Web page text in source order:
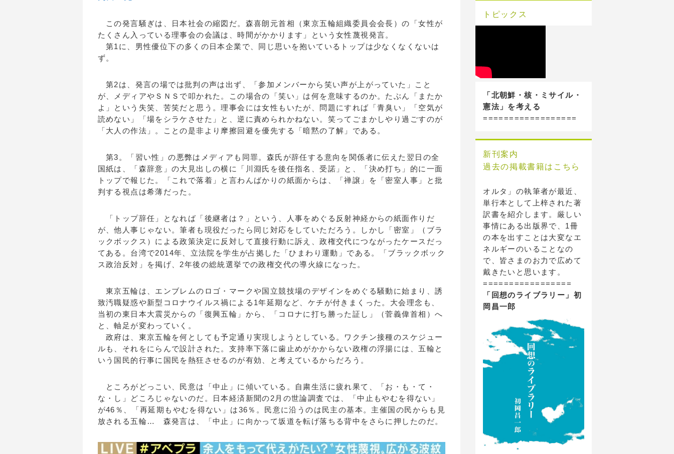
この発言騒ぎは、日本社会の縮図だ。森喜朗元首相（東京五輪組織委員会会長）の「女性が
たくさん入っている理事会の会議は、時間がかかります」という女性蔑視発言。
第1に、男性優位下の多くの日本企業で、同じ思いを抱いているトップは少なくなくないは
ず。
第2は、発言の場では批判の声は出ず、「参加メンバーから笑い声が上がっていた」こと
が、メディアやＳＮＳで叩かれた。この場合の「笑い」は何を意味するのか。たぶん「またか
よ」という失笑、苦笑だと思う。理事会には女性もいたが、問題にすれば「青臭い」「空気が
読めない」「場をシラケさせた」と、逆に責められかねない。笑ってごまかしやり過ごすのが
「大人の作法」。ことの是非より摩擦回避を優先する「暗黙の了解」である。
第3。「習い性」の悪弊はメディアも同罪。森氏が辞任する意向を関係者に伝えた翌日の全
国紙は、「森辞意」の大見出しの横に「川淵氏を後任指名、受諾」と、「決め打ち」的に一面
トップで報じた。「これで落着」と言わんばかりの紙面からは、「禅譲」を「密室人事」と批
判する視点は希薄だった。
「トップ辞任」となれば「後継者は？」という、人事をめぐる反射神経からの紙面作りだ
が、他人事じゃない。筆者も現役だったら同じ対応をしていただろう。しかし「密室」（ブラ
ックボックス）による政策決定に反対して直接行動に訴え、政権交代につながったケースだっ
てある。台湾で2014年、立法院を学生が占拠した「ひまわり運動」である。「ブラックボック
ス政治反対」を掲げ、2年後の総統選挙での政権交代の導火線になった。
東京五輪は、エンブレムのロゴ・マークや国立競技場のデザインをめぐる騒動に始まり、誘
致汚職疑惑や新型コロナウイルス禍による1年延期など、ケチが付きまくった。大会理念も、
当初の東日本大震災からの「復興五輪」から、「コロナに打ち勝った証し」（菅義偉首相）へ
と、軸足が変わっていく。
政府は、東京五輪を何としても予定通り実現しようとしている。ワクチン接種のスケジュー
ルも、それをにらんで設計された。支持率下落に歯止めがかからない政権の浮揚には、五輪と
いう国民的行事に国民を熱狂させるのが有効、と考えているからだろう。
ところがどっこい、民意は「中止」に傾いている。自粛生活に疲れ果て、「お・も・て・
な・し」どころじゃないのだ。日本経済新聞の2月の世論調査では、「中止もやむを得ない」
が46％、「再延期もやむを得ない」は36％。民意に沿うのは民主の基本。主催国の民からも見
放される五輪… 森発言は、「中止」に向かって坂道を転げ落ちる背中をさらに押したのだ。
トピックス
「北朝鮮・核・ミサイル・
憲法」を考える
==================
新刊案内
過去の掲載書籍はこちら
オルタ」の執筆者が最近、
単行本として上梓された著
訳書を紹介します。厳しい
事情にある出版界で、1冊
の本を出すことは大変なエ
ネルギーのいることなの
で、皆さまのお力で広めて
戴きたいと思います。
=================
「回想のライブラリー」初
岡昌一郎